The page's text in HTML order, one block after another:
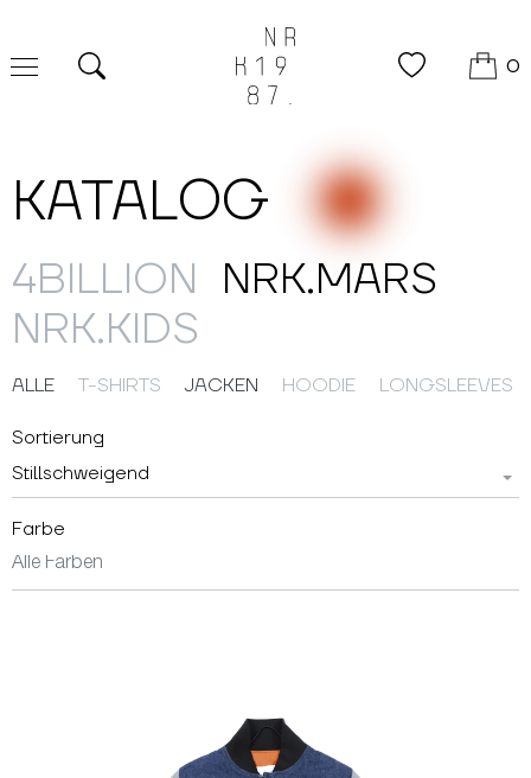
0
KATALOG
4BILLION NRK.MARS
NRK.KIDS
ALLE T-SHIRTS JACKEN HOODIE LONGSLEEVES
Sortierung
Stillschweigend
Farbe